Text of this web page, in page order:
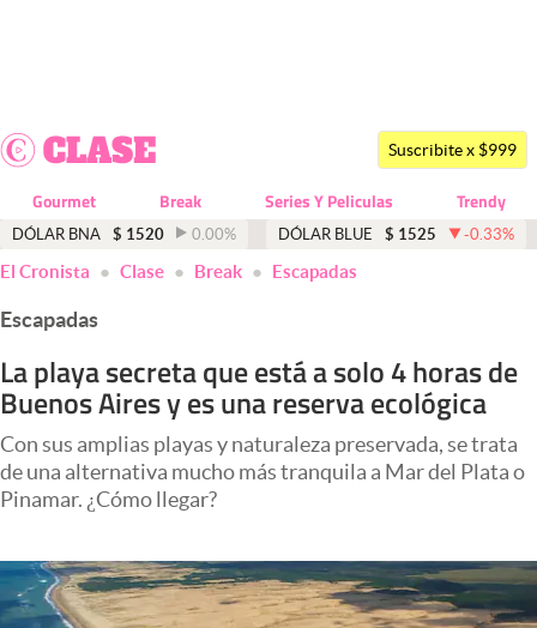
Dólar
Economía y Política
Finanzas y Mercados
Mercados Online
Negocios
Columnistas
Otras secciones
Apertura
Clase
Suscribite x $999
Gourmet Break Series Y Peliculas Trendy
DÓLAR BNA $ 1520 0.00% DÓLAR BLUE $ 1525 -0.33%
El Cronista Clase Break Escapadas
Escapadas
La playa secreta que está a solo 4 horas de
Buenos Aires y es una reserva ecológica
Con sus amplias playas y naturaleza preservada, se trata
de una alternativa mucho más tranquila a Mar del Plata o
Pinamar. ¿Cómo llegar?